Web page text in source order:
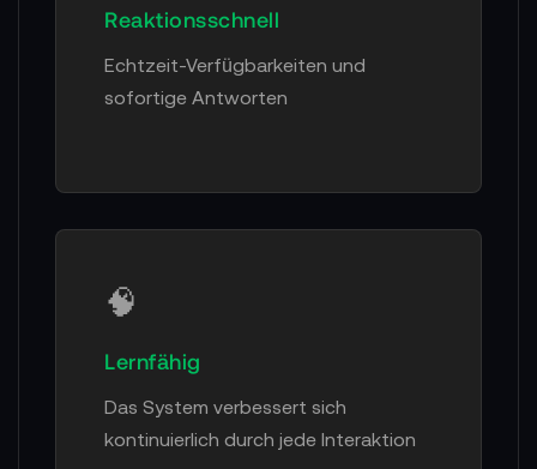
Reaktionsschnell
Echtzeit-Verfügbarkeiten und
sofortige Antworten
🧠
Lernfähig
Das System verbessert sich
kontinuierlich durch jede Interaktion